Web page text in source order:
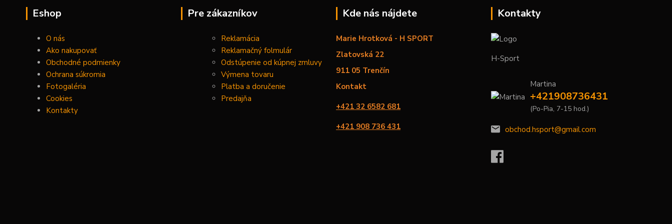
Eshop
O nás
Ako nakupovať
Obchodné podmienky
Ochrana súkromia
Fotogaléria
Cookies
Kontakty
Pre zákazníkov
Reklamácia
Reklamačný folmulár
Odstúpenie od kúpnej zmluvy
Výmena tovaru
Platba a doručenie
Predajňa
Kde nás nájdete
Marie Hrotková - H SPORT
Zlatovská 22
911 05 Trenčín
Kontakt
+421 32 6582 681
+421 908 736 431
Kontakty
H-Sport
Martina
+421908736431
(Po-Pia, 7-15 hod.)
obchod.hsport@gmail.com